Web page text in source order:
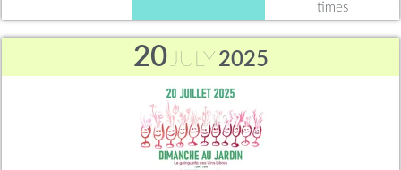
times
20JULY 2025